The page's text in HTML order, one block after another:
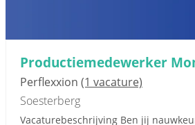
Productiemedewerker
Perflexxion (1 vacature)
Soesterberg
Vacaturebeschrijving Ben jij